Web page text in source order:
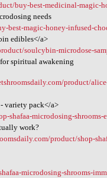
buy-best-medicinal-magic-
needs
best-magic-honey-infused-
edibles</a>
soulcybin-microdose-
spiritual awakening
product/
variety pack</a>
shafaa-microdosing-shrooms-
work?
product/shop-
microdosing-shrooms-